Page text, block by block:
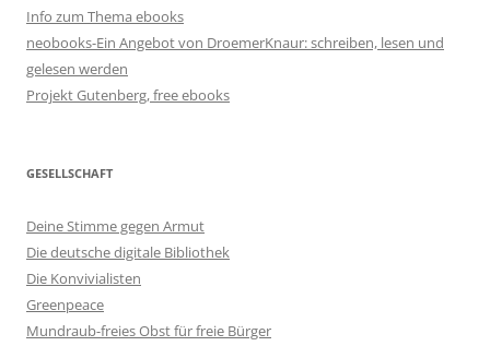
Info zum Thema ebooks
neobooks-Ein Angebot von DroemerKnaur: schreiben, lesen und
gelesen werden
Projekt Gutenberg, free ebooks
GESELLSCHAFT
Deine Stimme gegen Armut
Die deutsche digitale Bibliothek
Die Konvivialisten
Greenpeace
Mundraub-freies Obst für freie Bürger